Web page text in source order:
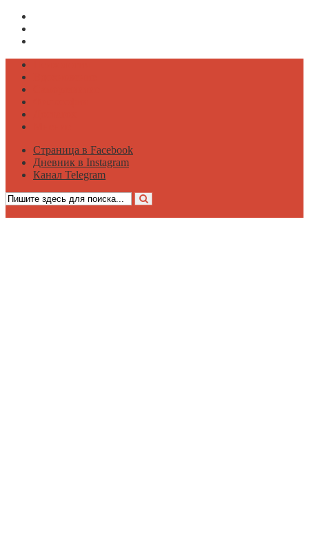
Страница в Facebook
Дневник в Instagram
Канал Telegram